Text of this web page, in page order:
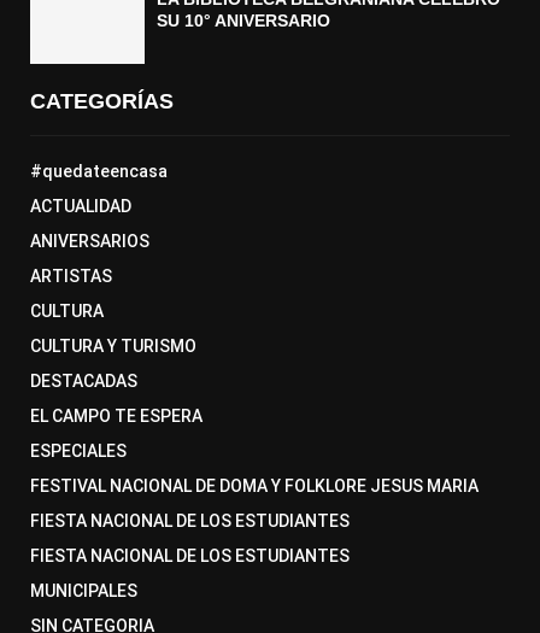
SU 10° ANIVERSARIO
CATEGORÍAS
#quedateencasa
ACTUALIDAD
ANIVERSARIOS
ARTISTAS
CULTURA
CULTURA Y TURISMO
DESTACADAS
EL CAMPO TE ESPERA
ESPECIALES
FESTIVAL NACIONAL DE DOMA Y FOLKLORE JESUS MARIA
FIESTA NACIONAL DE LOS ESTUDIANTES
FIESTA NACIONAL DE LOS ESTUDIANTES
MUNICIPALES
SIN CATEGORIA